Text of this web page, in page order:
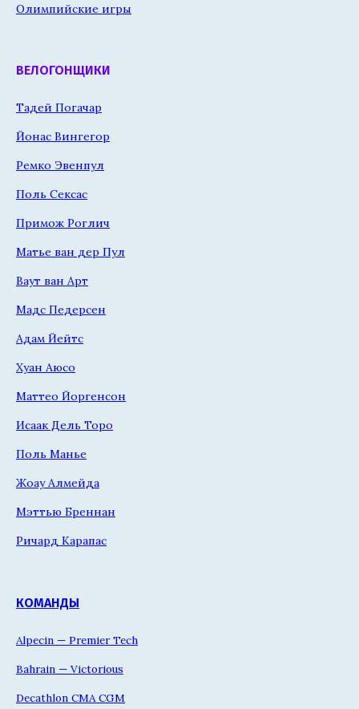
Олимпийские игры
ВЕЛОГОНЩИКИ
Тадей Погачар
Йонас Вингегор
Ремко Эвенпул
Поль Сексас
Примож Роглич
Матье ван дер Пул
Ваут ван Арт
Мадс Педерсен
Адам Йейтс
Хуан Аюсо
Маттео Йоргенсон
Исаак Дель Торо
Поль Манье
Жоау Алмейда
Мэттью Бреннан
Ричард Карапас
КОМАНДЫ
Alpecin — Premier Tech
Bahrain — Victorious
Decathlon CMA CGM